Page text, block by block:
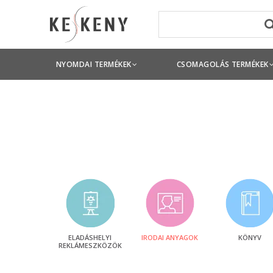
NYOMDAI TERMÉKEK CSOMAGOLÁS TERMÉKEK
ELADÁSHELYI
REKLÁMESZKÖZÖK
IRODAI ANYAGOK KÖNYV